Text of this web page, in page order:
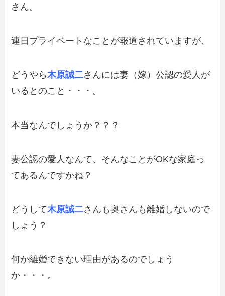
さん。
連日プライベートなことが報道されていますが、
どうやら木原誠二さんには妻（嫁）公認の愛人が
いるとのこと・・・。
本当なんでしょうか？？？
妻公認の愛人なんて、そんなことがOKな家庭っ
てあるんですかね？
どうして木原誠二さんも奥さんも離婚しないので
しょう？
何か離婚できない理由があるのでしょう
か・・・。